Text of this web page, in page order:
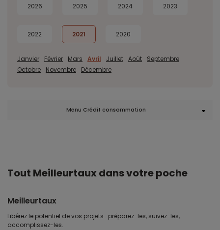
2026 2025 2024 2023
2022 2021 2020
Janvier Février Mars Avril Juillet Août
Septembre
Octobre
Novembre Décembre
Menu Crédit consommation
Tout Meilleurtaux dans votre poche
Meilleurtaux
Libérez le potentiel de vos projets : préparez-les, suivez-les,
accomplissez-les.